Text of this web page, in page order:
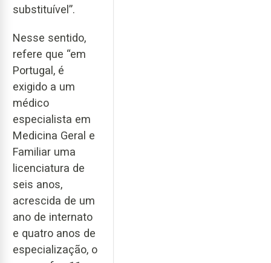
substituível”.
Nesse sentido,
refere que “em
Portugal, é
exigido a um
médico
especialista em
Medicina Geral e
Familiar uma
licenciatura de
seis anos,
acrescida de um
ano de internato
e quatro anos de
especialização, o